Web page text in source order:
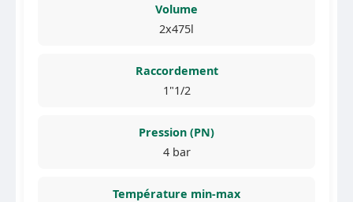
Volume
2x475l
Raccordement
1"1/2
Pression (PN)
4 bar
Température min-max